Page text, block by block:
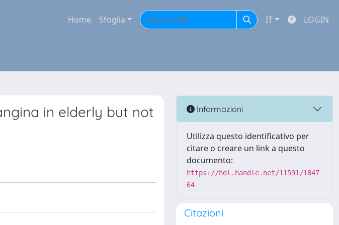
Home Sfoglia IT LOGIN
in elderly but not
Informazioni
Utilizza questo identificativo per
citare o creare un link a questo
documento:
https://hdl.handle.net/11591/1847
64
Citazioni